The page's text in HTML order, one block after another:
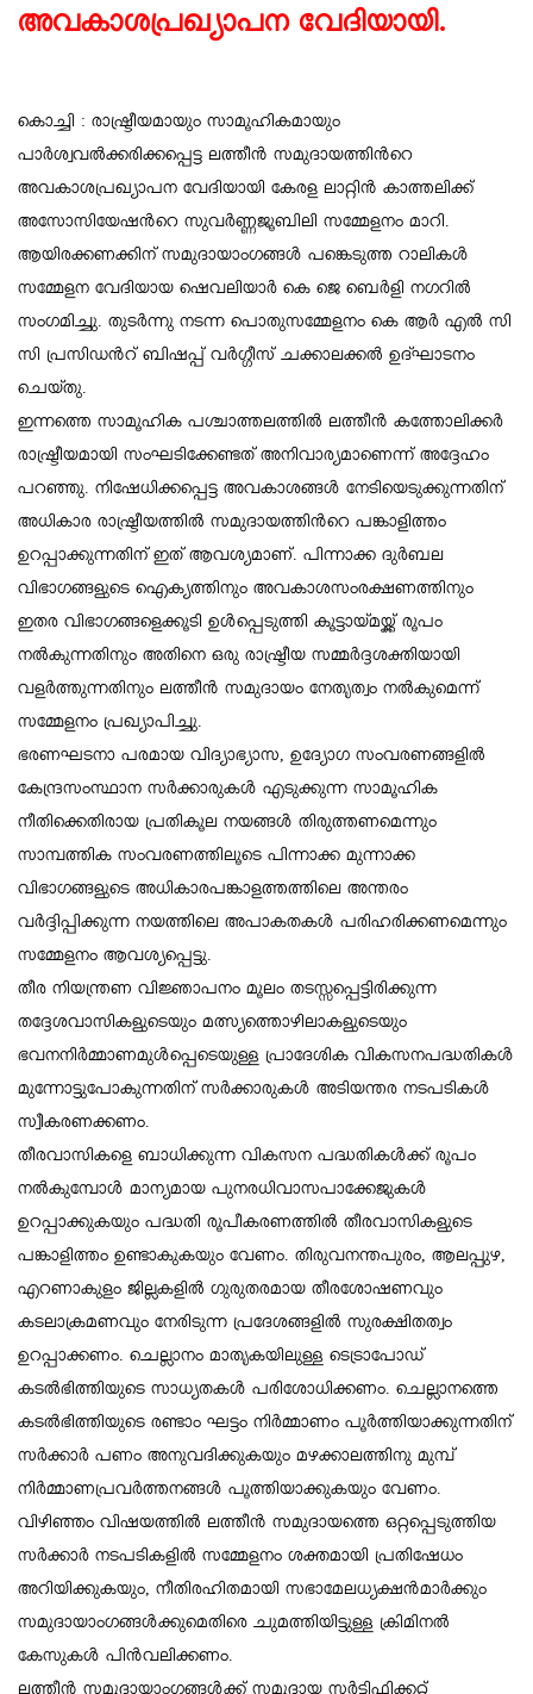
അവകാശപ്രഖ്യാപന വേദിയായി.
കൊച്ചി : രാഷ്ട്രീയമായും സാമൂഹികമായും
പാര്‍ശ്വവല്‍ക്കരിക്കപ്പെട്ട ലത്തീന്‍ സമുദായത്തിന്‍റെ
അവകാശപ്രഖ്യാപന വേദിയായി കേരള ലാറ്റിന്‍ കാത്തലിക്ക്
അസോസിയേഷന്‍റെ സുവര്‍ണ്ണജൂബിലി സമ്മേളനം മാറി.
ആയിരക്കണക്കിന് സമുദായാംഗങ്ങള്‍ പങ്കെടുത്ത റാലികള്‍
സമ്മേളന വേദിയായ ഷെവലിയാര്‍ കെ ജെ ബെര്‍ളി നഗറില്‍
സംഗമിച്ചു. തുടര്‍ന്നു നടന്ന പൊതുസമ്മേളനം കെ ആര്‍ എല്‍ സി
സി പ്രസിഡന്‍റ് ബിഷപ്പ് വര്‍ഗ്ഗീസ് ചക്കാലക്കല്‍ ഉദ്ഘാടനം
ചെയ്തു.
ഇന്നത്തെ സാമൂഹിക പശ്ചാത്തലത്തില്‍ ലത്തീന്‍ കത്തോലിക്കര്‍
രാഷ്ട്രീയമായി സംഘടിക്കേണ്ടത് അനിവാര്യമാണെന്ന് അദ്ദേഹം
പറഞ്ഞു. നിഷേധിക്കപ്പെട്ട അവകാശങ്ങള്‍ നേടിയെടുക്കുന്നതിന്
അധികാര രാഷ്ട്രീയത്തില്‍ സമുദായത്തിന്‍റെ പങ്കാളിത്തം
ഉറപ്പാക്കുന്നതിന് ഇത് ആവശ്യമാണ്. പിന്നാക്ക ദുര്‍ബല
വിഭാഗങ്ങളുടെ ഐക്യത്തിനും അവകാശസംരക്ഷണത്തിനും
ഇതര വിഭാഗങ്ങളെക്കൂടി ഉള്‍പ്പെടുത്തി കൂട്ടായ്മയ്ക്ക് രൂപം
നല്‍കുന്നതിനും അതിനെ ഒരു രാഷ്ട്രീയ സമ്മര്‍ദ്ദശക്തിയായി
വളര്‍ത്തുന്നതിനും ലത്തീന്‍ സമുദായം നേതൃത്വം നല്‍കുമെന്ന്
സമ്മേളനം പ്രഖ്യാപിച്ചു.
ഭരണഘടനാ പരമായ വിദ്യാഭ്യാസ, ഉദ്യോഗ സംവരണങ്ങളില്‍
കേന്ദ്രസംസ്ഥാന സര്‍ക്കാരുകള്‍ എടുക്കുന്ന സാമൂഹിക
നീതിക്കെതിരായ പ്രതികൂല നയങ്ങള്‍ തിരുത്തണമെന്നും
സാമ്പത്തിക സംവരണത്തിലൂടെ പിന്നാക്ക മുന്നാക്ക
വിഭാഗങ്ങളുടെ അധികാരപങ്കാളത്തത്തിലെ അന്തരം
വര്‍ദ്ദിപ്പിക്കുന്ന നയത്തിലെ അപാകതകള്‍ പരിഹരിക്കണമെന്നും
സമ്മേളനം ആവശ്യപ്പെട്ടു.
തീര നിയന്ത്രണ വിജ്ഞാപനം മൂലം തടസ്സപ്പെട്ടിരിക്കുന്ന
തദ്ദേശവാസികളുടെയും മത്സ്യത്തൊഴിലാകളുടെയും
ഭവനനിര്‍മ്മാണമുള്‍പ്പെടെയുള്ള പ്രാദേശിക വികസനപദ്ധതികള്‍
മുന്നോട്ടുപോകുന്നതിന് സര്‍ക്കാരുകള്‍ അടിയന്തര നടപടികള്‍
സ്വീകരണക്കണം.
തീരവാസികളെ ബാധിക്കുന്ന വികസന പദ്ധതികള്‍ക്ക് രൂപം
നല്‍കുമ്പോള്‍ മാന്യമായ പുനരധിവാസപാക്കേജുകള്‍
ഉറപ്പാക്കുകയും പദ്ധതി രൂപീകരണത്തില്‍ തീരവാസികളുടെ
പങ്കാളിത്തം ഉണ്ടാകുകയും വേണം. തിരുവനന്തപുരം, ആലപ്പുഴ,
എറണാകുളം ജില്ലകളില്‍ ഗുരുതരമായ തീരശോഷണവും
കടലാക്രമണവും നേരിടുന്ന പ്രദേശങ്ങളില്‍ സുരക്ഷിതത്വം
ഉറപ്പാക്കണം. ചെല്ലാനം മാതൃകയിലുള്ള ടെട്രാപോഡ്
കടല്‍ഭിത്തിയുടെ സാധ്യതകള്‍ പരിശോധിക്കണം. ചെല്ലാനത്തെ
കടല്‍ഭിത്തിയുടെ രണ്ടാം ഘട്ടം നിര്‍മ്മാണം പൂര്‍ത്തിയാക്കുന്നതിന്
സര്‍ക്കാര്‍ പണം അനുവദിക്കുകയും മഴക്കാലത്തിനു മുമ്പ്
നിര്‍മ്മാണപ്രവര്‍ത്തനങ്ങള്‍ പൂത്തിയാക്കുകയും വേണം.
വിഴിഞ്ഞം വിഷയത്തില്‍ ലത്തീന്‍ സമുദായത്തെ ഒറ്റപ്പെടുത്തിയ
സര്‍ക്കാര്‍ നടപടികളില്‍ സമ്മേളനം ശക്തമായി പ്രതിഷേധം
അറിയിക്കുകയും, നീതിരഹിതമായി സഭാമേലധ്യക്ഷന്‍മാര്‍ക്കും
സമുദായാംഗങ്ങള്‍ക്കുമെതിരെ ചുമത്തിയിട്ടുള്ള ക്രിമിനല്‍
കേസുകള്‍ പിന്‍വലിക്കണം.